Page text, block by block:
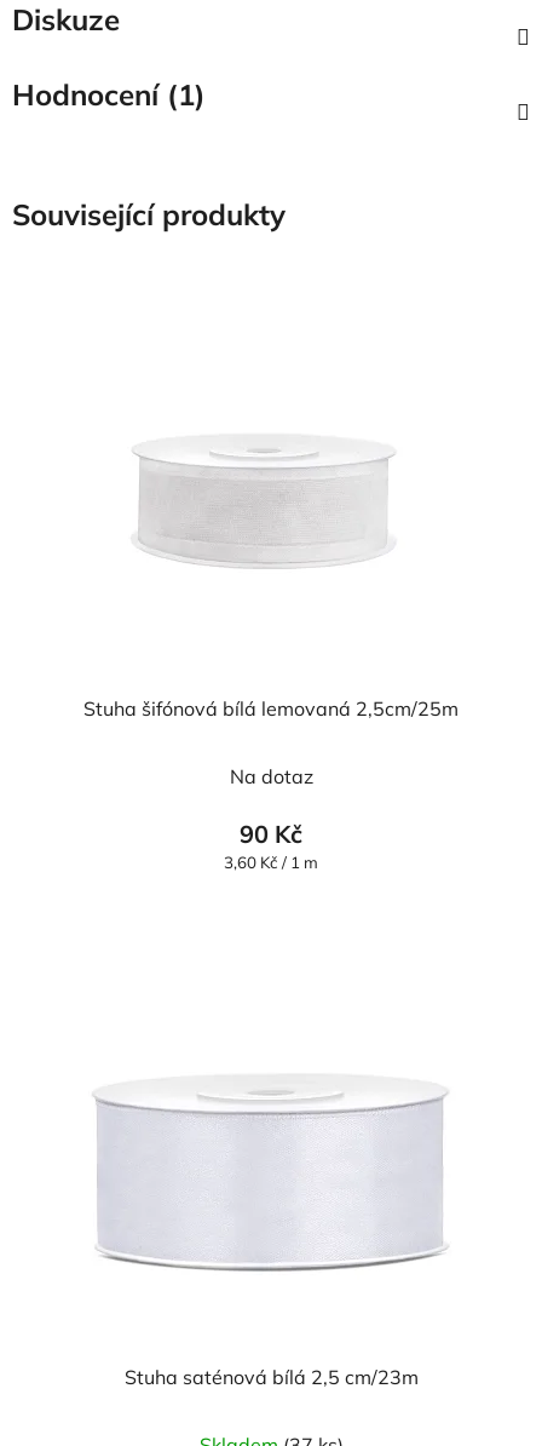
Diskuze
Hodnocení (1)
Související produkty
Stuha šifónová bílá lemovaná 2,5cm/25m
hodnocení
produktu
je
Na dotaz
90 Kč
Měrná
3,60 Kč / 1 m
Stuha saténová bílá 2,5 cm/23m